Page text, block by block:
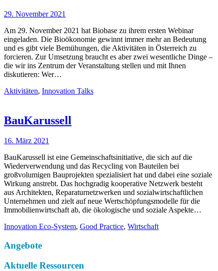
29. November 2021
Am 29. November 2021 hat Biobase zu ihrem ersten Webinar
eingeladen. Die Bioökonomie gewinnt immer mehr an Bedeutung
und es gibt viele Bemühungen, die Aktivitäten in Österreich zu
forcieren. Zur Umsetzung braucht es aber zwei wesentliche Dinge –
die wir ins Zentrum der Veranstaltung stellen und mit Ihnen
diskutieren: Wer…
Aktivitäten, Innovation Talks
BauKarussell
16. März 2021
BauKarussell ist eine Gemeinschaftsinitiative, die sich auf die
Wiederverwendung und das Recycling von Bauteilen bei
großvolumigen Bauprojekten spezialisiert hat und dabei eine soziale
Wirkung anstrebt. Das hochgradig kooperative Netzwerk besteht
aus Architekten, Reparaturnetzwerken und sozialwirtschaftlichen
Unternehmen und zielt auf neue Wertschöpfungsmodelle für die
Immobilienwirtschaft ab, die ökologische und soziale Aspekte…
Innovation Eco-System, Good Practice, Wirtschaft
Angebote
Aktuelle Ressourcen